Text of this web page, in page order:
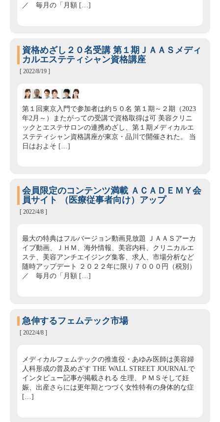
／ 毎月の「月額 […]
資格めざし２０名受講 第１期ＪＡＡＳメディ
カルエステティシャン資格講座
[ 2022/8/19 ]
第１回東京入門で参加者は約５０名 第１期～２期（2023
年2月～）またがっての受講で資格取得は可 美容クリニ
ックとエステサロンの連携めざし、第１期メディカルエ
ステティシャン資格講座が東京・品川で開催された。 当
日はおよそ […]
会員限定のコンテンツ満載 ＡＣＡＤＥＭＹ会
員サイト （医療従事者向け）アップ
[ 2022/4/8 ]
最大の特典はフルバージョン動画見放題 ＪＡＡＳアーカ
イブ動画、ＪＨＭ、海外情報、美容内科、クリニカルエ
ステ、美容アンチエイジング集客、求人、市場分析など
随時アップデート ２０２２年に限り７０００円（税別）
／ 毎月の「月額 […]
急伸するフェムテック市場
[ 2022/4/8 ]
メディカルフェムテックの推進役・あゆみ医師は美容婦
人科形成の普及めざす THE WALL STREET JOURNALで
インタビュー記事が掲載される 生理、ＰＭＳそして妊
娠、出産さらには更年期とつづく女性特有の身体的な症
[…]